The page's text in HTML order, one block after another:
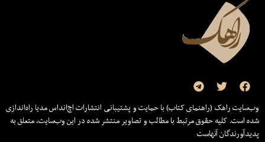
وب‌سایت راهک (راهنمای کتاب) با حمایت و پشتیبانی انتشارات اچ‌اند‌اس مدیا راه‌اندازی
شده است. کلیه حقوق مرتبط با مطالب و تصاویر منتشر شده در این وب‌سایت، متعلق به
پدیدآورندگان آنهاست